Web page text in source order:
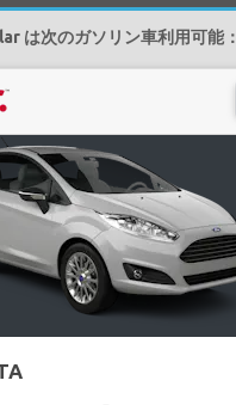
は次のガソリン車利用可能：